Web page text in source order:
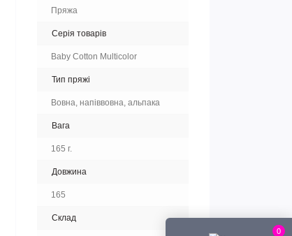
0
Пряжа
Серія товарів
Baby Cotton Multicolor
Тип пряжі
Вовна, напіввовна, альпака
Вага
165 г.
Довжина
165
Склад